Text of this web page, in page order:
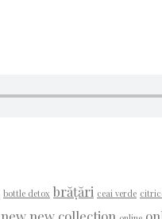
bottle detox brățări ceai verde